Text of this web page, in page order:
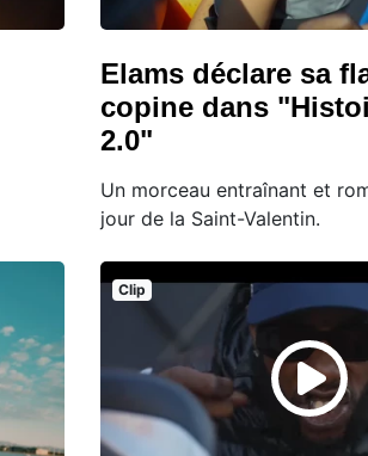
Elams déclare sa
copine dans
2.0"
Un morceau entraînant et
jour de la Saint-Valentin.
Clip